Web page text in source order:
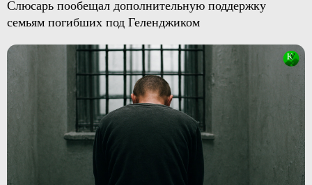
Слюсарь пообещал дополнительную поддержку
семьям погибших под Геленджиком